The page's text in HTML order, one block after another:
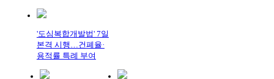
'도심복합개발법' 7일
본격 시행…건폐율·
용적률 특례 부여